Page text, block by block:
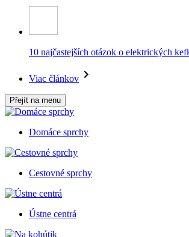
10 najčastejších otázok o elektrických
Viac článkov
Přejít na menu
Domáce sprchy
Cestovné sprchy
Ústne centrá